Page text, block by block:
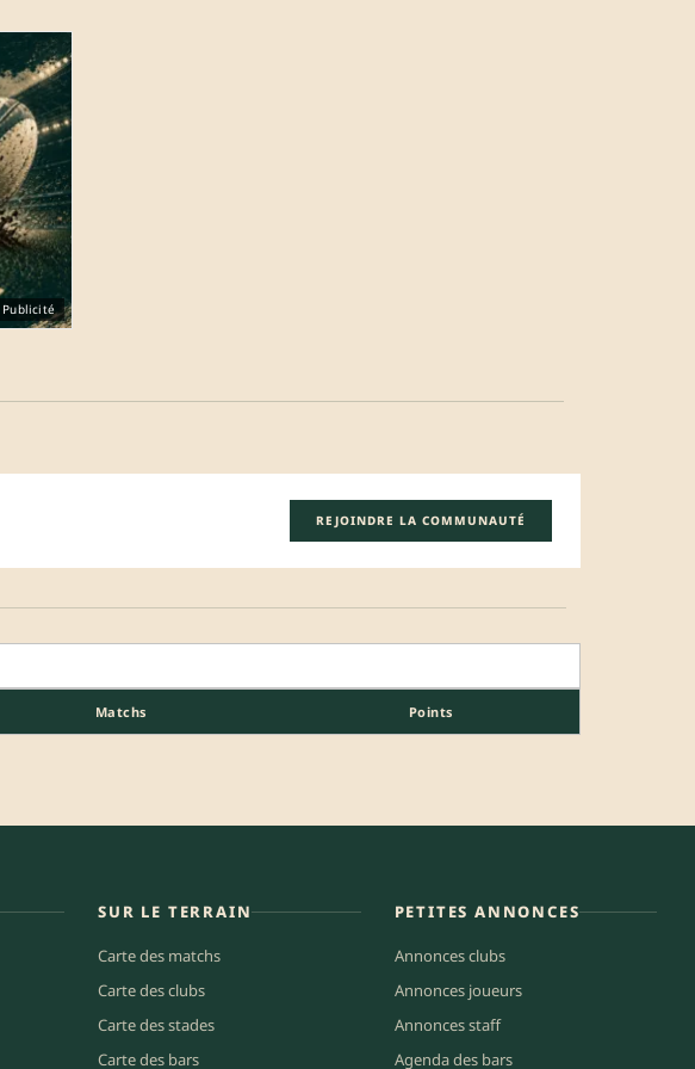
Publicité
REJOINDRE LA COMMUNAUTÉ
Matchs Points
SUR LE TERRAIN
Carte des matchs
Carte des clubs
Carte des stades
Carte des bars
PETITES ANNONCES
Annonces clubs
Annonces joueurs
Annonces staff
Agenda des bars